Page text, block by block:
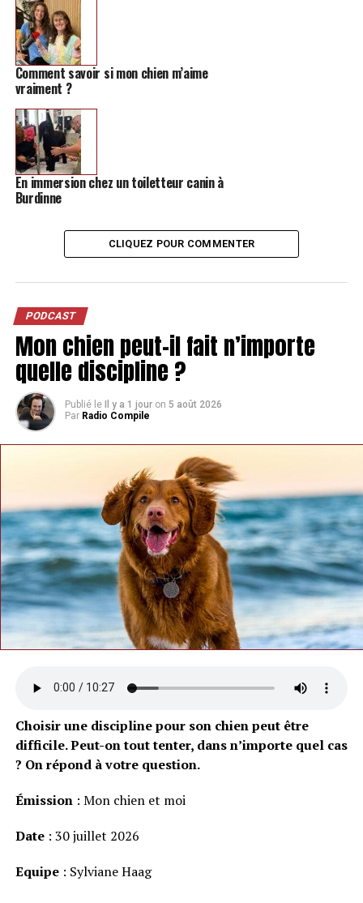
Comment savoir si mon chien m’aime
vraiment ?
En immersion chez un toiletteur canin à
Burdinne
CLIQUEZ POUR COMMENTER
PODCAST
Mon chien peut-il fait n’importe
quelle discipline ?
Publié le Il y a 1 jour on 5 août 2026
Par Radio Compile
Choisir une discipline pour son chien peut être
difficile. Peut-on tout tenter, dans n’importe quel cas
? On répond à votre question.
Émission: Mon chien et moi
Date: 30 juillet 2026
Equipe: Sylviane Haag